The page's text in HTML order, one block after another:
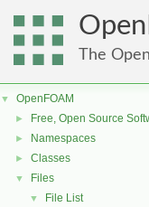
The
▼ OpenFOAM
► Free, Open Source
► Namespaces
► Classes
▼ Files
▼ File List